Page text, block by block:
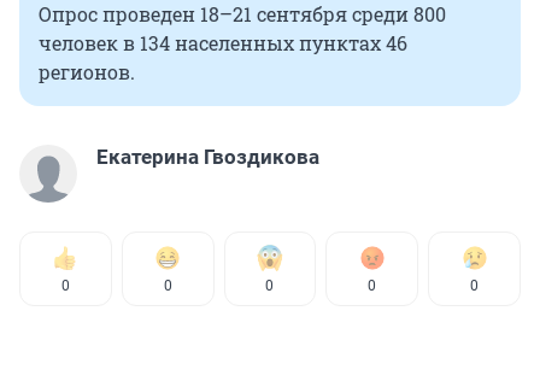
Опрос проведен 18–21 сентября среди 800
человек в 134 населенных пунктах 46
регионов.
Екатерина Гвоздикова
0 0 0 0 0